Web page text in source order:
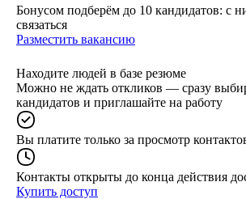
Бонусом подберём до 10 кандидатов: с
связаться
Разместить вакансию
Находите людей в базе резюме
Можно не ждать откликов — сразу
кандидатов и приглашайте на работу
Вы платите только за просмотр
Контакты открыты до конца действия
Купить доступ